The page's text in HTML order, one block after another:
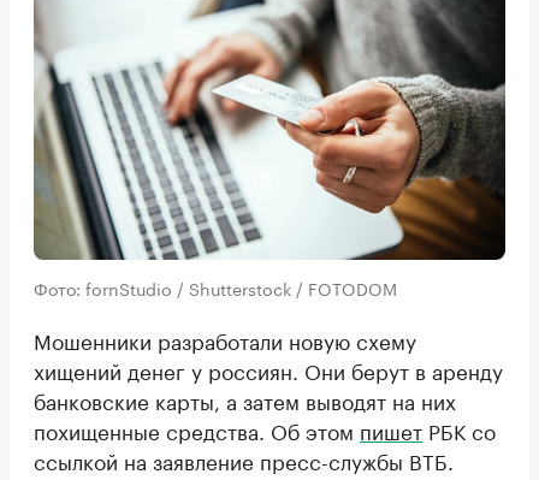
Фото: fornStudio / Shutterstock / FOTODOM
Мошенники разработали новую схему
хищений денег у россиян. Они берут в аренду
банковские карты, а затем выводят на них
похищенные средства. Об этом пишет РБК со
ссылкой на заявление пресс-службы ВТБ.